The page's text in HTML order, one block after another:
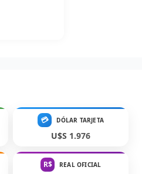
💳 DÓLAR TARJETA
U$S 1.976
R$ REAL OFICIAL